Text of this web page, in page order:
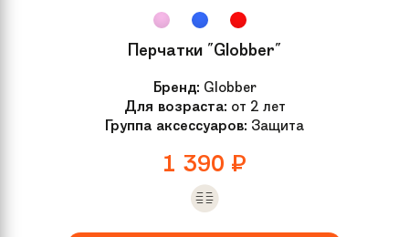
Перчатки "Globber"
Бренд: Globber
Для возраста: от 2 лет
Группа аксессуаров: Защита
1 390 ₽